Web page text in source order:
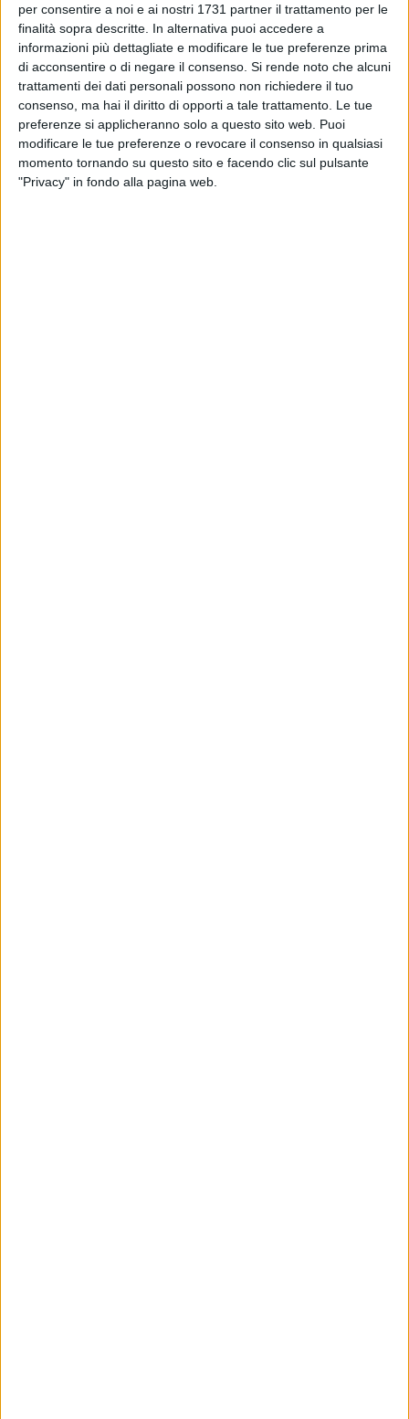
per consentire a noi e ai nostri 1731 partner il trattamento per le
finalità sopra descritte. In alternativa puoi accedere a
informazioni più dettagliate e modificare le tue preferenze prima
di acconsentire o di negare il consenso. Si rende noto che alcuni
trattamenti dei dati personali possono non richiedere il tuo
consenso, ma hai il diritto di opporti a tale trattamento. Le tue
preferenze si applicheranno solo a questo sito web. Puoi
modificare le tue preferenze o revocare il consenso in qualsiasi
momento tornando su questo sito e facendo clic sul pulsante
"Privacy" in fondo alla pagina web.
della Giunta Regionale, Vito Bardi, nella relazione conclusiva
al Consiglio, in sede di approvazione del bilancio di
assestamento relativo alle annualità 2023-2025. In detta
occasione, infatti, il Presidente ha assunto un impegno
formale concernente l'iscrizione nella prossima Variazione di
bilancio della somma di 1,3 milioni di euro". Sarà effettuata
una variazione di bilancio tra la fine del mese di settembre e
gli inizi di ottobre 2023: questi i tempi indicati dalla Regione.